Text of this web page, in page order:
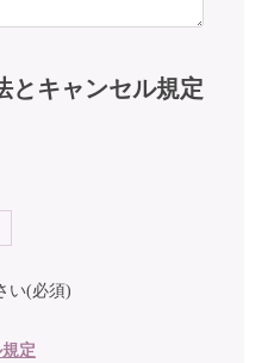
とキャンセル規定
い(必須)
定